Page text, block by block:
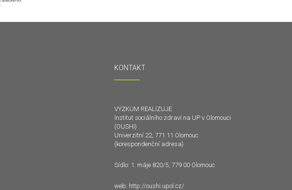
KONTAKT
VÝZKUM REALIZUJE
Institut sociálního zdraví na UP v Olomouci
(OUSHI)
Univerzitní 22, 771 11 Olomouc
(korespondenční adresa)
Sídlo: 1. máje 820/5, 779 00 Olomouc
web: http://oushi.upol.cz/